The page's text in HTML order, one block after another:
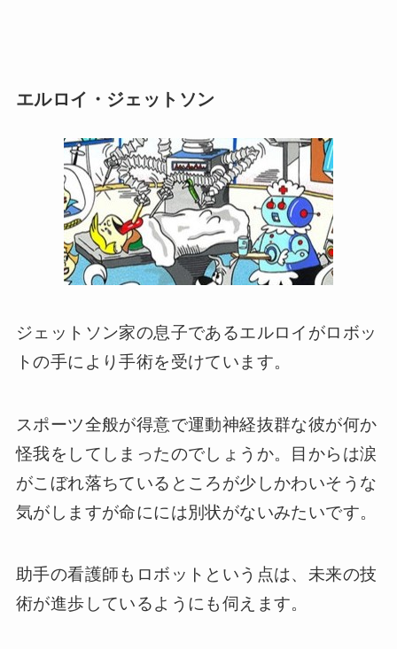
エルロイ・ジェットソン
ジェットソン家の息子であるエルロイがロボッ
トの手により手術を受けています。
スポーツ全般が得意で運動神経抜群な彼が何か
怪我をしてしまったのでしょうか。目からは涙
がこぼれ落ちているところが少しかわいそうな
気がしますが命にには別状がないみたいです。
助手の看護師もロボットという点は、未来の技
術が進歩しているようにも伺えます。